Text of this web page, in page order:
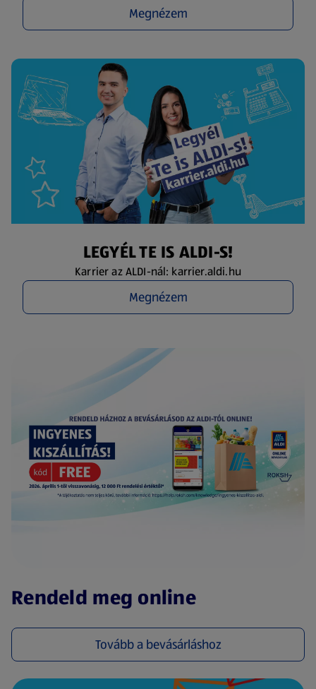
Megnézem
LEGYÉL TE IS ALDI-S!
Karrier az ALDI-nál: karrier.aldi.hu
Megnézem
Rendeld meg online
Tovább a bevásárláshoz
(új oldalon nyílik meg)